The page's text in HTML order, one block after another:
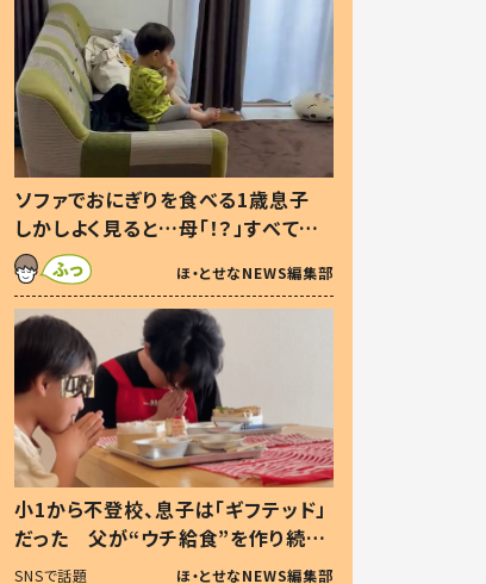
ソファでおにぎりを食べる1歳息子
しかしよく見ると…母「！？」すべてを
察した母の投稿に「可愛いから許
す！」「現行犯〜」
ほ・とせなNEWS編集部
小1から不登校、息子は「ギフテッド」
だった 父が“ウチ給食”を作り続け
る理由とは #令和の親 #令和の子
SNSで話題 ほ・とせなNEWS編集部